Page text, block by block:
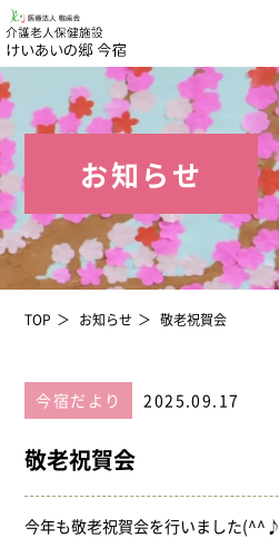
お知らせ
TOP お知らせ 敬老祝賀会
今宿だより 2025.09.17
敬老祝賀会
今年も敬老祝賀会を行いました(^^♪